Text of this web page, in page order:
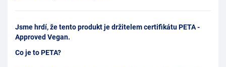
Jsme hrdí, že tento produkt je držitelem certifikátu PETA -
Approved Vegan.
Co je to PETA?